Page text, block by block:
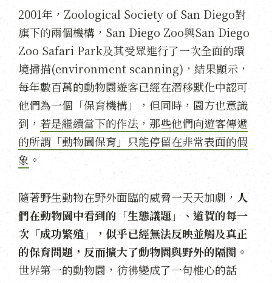
2001年，Zoological Society of San Diego對
旗下的兩個機構，San Diego Zoo與San Diego
Zoo Safari Park及其受眾進行了一次全面的環
境掃描(environment scanning)，結果顯示，
每年數百萬的動物園遊客已經在潛移默化中認可
他們為一個「保育機構」，但同時，園方也意識
到， 若是繼續當下的作法，那些他們向遊客傳遞
的所謂「動物園保育」只能停留在非常表面的假
象 。
隨著野生動物在野外面臨的威脅一天天加劇， 人
們在動物園中看到的「生態議題」、道賀的每一
次「成功繁殖」，似乎已經無法反映並觸及真正
的保育問題，反而擴大了動物園與野外的隔閡。
世界第一的動物園，彷彿變成了一句椎心的話